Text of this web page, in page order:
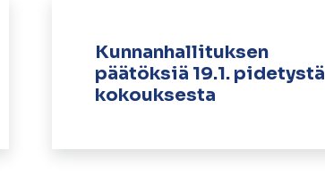
Kunnanhallituksen
päätöksiä 19.1. pidetystä
kokouksesta